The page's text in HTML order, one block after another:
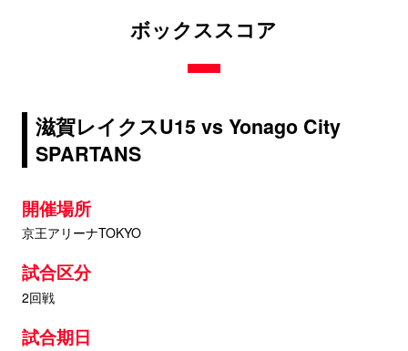
ボックススコア
滋賀レイクスU15 vs Yonago City
SPARTANS
開催場所
京王アリーナTOKYO
試合区分
2回戦
試合期日